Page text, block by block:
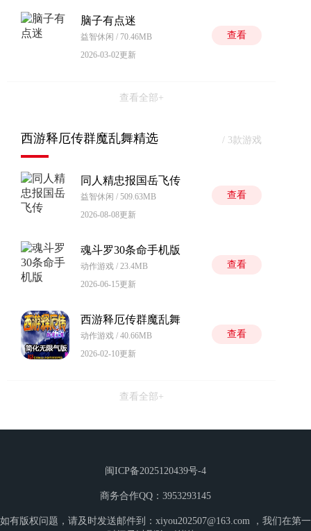
脑子有点迷
益智休闲 / 70.46MB
2026-03-02更新
查看
查看全部+
西游释厄传群魔乱舞精选 / 3款游戏
同人精忠报国岳飞传
益智休闲 / 509.63MB
2026-08-08更新
查看
魂斗罗30条命手机版
动作游戏 / 23.4MB
2026-06-15更新
查看
西游释厄传群魔乱舞
动作游戏 / 40.66MB
2026-02-10更新
查看
查看全部+
闽ICP备2025120439号-4
商务合作QQ：3953293145
如有版权问题，请及时发送邮件到：xiyou202507@163.com ，我们在第一